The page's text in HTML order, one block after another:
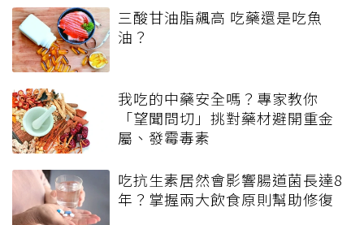
三酸甘油脂飆高 吃藥還是吃魚
油？
我吃的中藥安全嗎？專家教你
「望聞問切」挑對藥材避開重金
屬、發霉毒素
吃抗生素居然會影響腸道菌長達8
年？掌握兩大飲食原則幫助修復